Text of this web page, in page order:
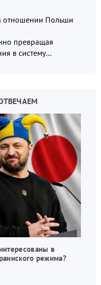
отношении Польши
превращая
в систему
в
режима?